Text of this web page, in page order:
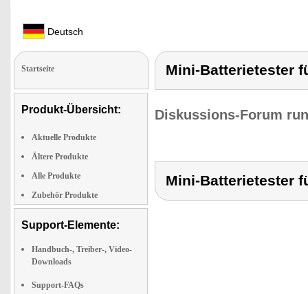
Deutsch
Startseite
Produkt-Übersicht:
Aktuelle Produkte
Ältere Produkte
Alle Produkte
Zubehör Produkte
Support-Elemente:
Handbuch-, Treiber-, Video-
Downloads
Support-FAQs
Mini-Batterietester
Diskussions-Forum
Mini-Batterietester